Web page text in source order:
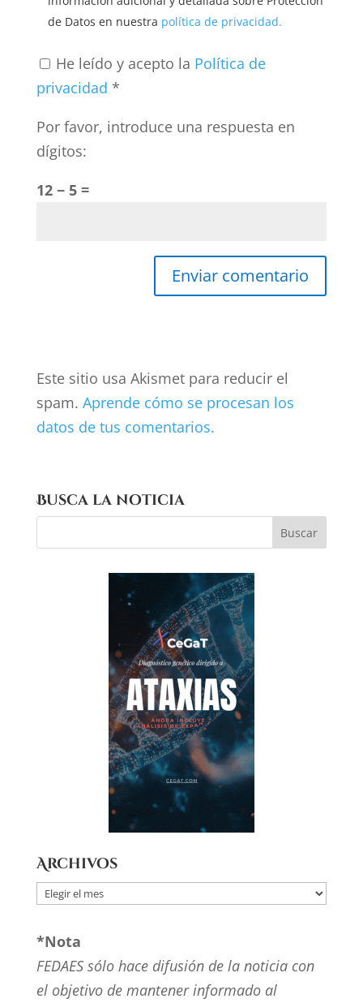
de Datos en nuestra política de privacidad.
He leído y acepto la Política de
privacidad *
Por favor, introduce una respuesta en
dígitos:
12 − 5 =
Este sitio usa Akismet para reducir el
spam. Aprende cómo se procesan los
datos de tus comentarios.
Busca la noticia
Archivos
Archivos
*Nota
FEDAES sólo hace difusión de la noticia con
el objetivo de mantener informado al